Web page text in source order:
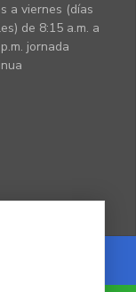
a viernes (días
de 8:15 a.m. a
jornada